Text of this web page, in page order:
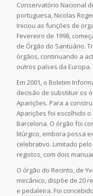
Conservatório Nacional
portuguesa, Nicolas
Iniciou as funções de
Fevereiro de 1998,
de Órgão do Santuário.
órgãos, continuando a
outros países da Europa.
Em 2001, o Boletim
decisão de substituir os
Aparições. Para a
Aparições foi escolhido o
Barcelona. O órgão foi
litúrgico, embora possa
celebrativo. Limitado
registos, com dois
O órgão do Recinto, de
mecânico, dispõe de 20
e pedaleira. Foi